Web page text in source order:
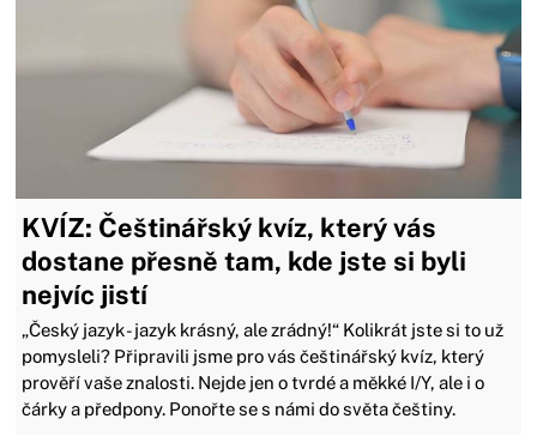
KVÍZ: Češtinářský kvíz, který vás
dostane přesně tam, kde jste si byli
nejvíc jistí
„Český jazyk - jazyk krásný, ale zrádný!“ Kolikrát jste si to už
pomysleli? Připravili jsme pro vás češtinářský kvíz, který
prověří vaše znalosti. Nejde jen o tvrdé a měkké I/Y, ale i o
čárky a předpony. Ponořte se s námi do světa češtiny.